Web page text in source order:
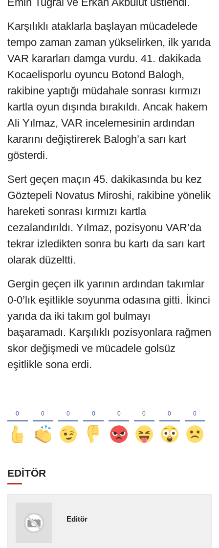
Karşılıklı ataklarla başlayan mücadelede
tempo zaman zaman yükselirken, ilk yarıda
VAR kararları damga vurdu. 41. dakikada
Kocaelisporlu oyuncu Botond Balogh,
rakibine yaptığı müdahale sonrası kırmızı
kartla oyun dışında bırakıldı. Ancak hakem
Ali Yılmaz, VAR incelemesinin ardından
kararını değiştirerek Balogh’a sarı kart
gösterdi.
Sert geçen maçın 45. dakikasında bu kez
Göztepeli Novatus Miroshi, rakibine yönelik
hareketi sonrası kırmızı kartla
cezalandırıldı. Yılmaz, pozisyonu VAR’da
tekrar izledikten sonra bu kartı da sarı kart
olarak düzeltti.
Gergin geçen ilk yarının ardından takımlar
0-0’lık eşitlikle soyunma odasına gitti. İkinci
yarıda da iki takım gol bulmayı
başaramadı. Karşılıklı pozisyonlara rağmen
skor değişmedi ve mücadele golsüz
eşitlikle sona erdi.
EDİTÖR
Editör